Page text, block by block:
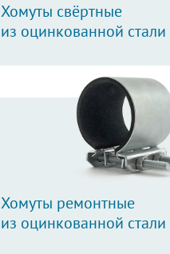
Хомуты свёртные
из оцинкованной стали
Хомуты ремонтные
из оцинкованной стали